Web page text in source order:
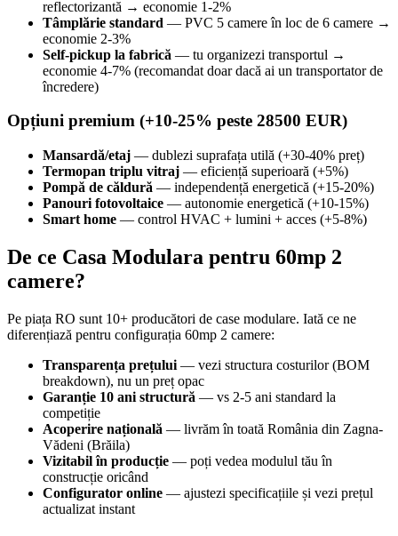
reflectorizantă → economie 1-2%
Tâmplărie standard — PVC 5 camere în loc de 6 camere →
economie 2-3%
Self-pickup la fabrică — tu organizezi transportul →
economie 4-7% (recomandat doar dacă ai un transportator de
încredere)
Opțiuni premium (+10-25% peste 28500 EUR)
Mansardă/etaj — dublezi suprafața utilă (+30-40% preț)
Termopan triplu vitraj — eficiență superioară (+5%)
Pompă de căldură — independență energetică (+15-20%)
Panouri fotovoltaice — autonomie energetică (+10-15%)
Smart home — control HVAC + lumini + acces (+5-8%)
De ce Casa Modulara pentru 60mp 2
camere?
Pe piața RO sunt 10+ producători de case modulare. Iată ce ne
diferențiază pentru configurația 60mp 2 camere:
Transparența prețului — vezi structura costurilor (BOM
breakdown), nu un preț opac
Garanție 10 ani structură — vs 2-5 ani standard la
competiție
Acoperire națională — livrăm în toată România din Zagna-
Vădeni (Brăila)
Vizitabil în producție — poți vedea modulul tău în
construcție oricând
Configurator online — ajustezi specificațiile și vezi prețul
actualizat instant